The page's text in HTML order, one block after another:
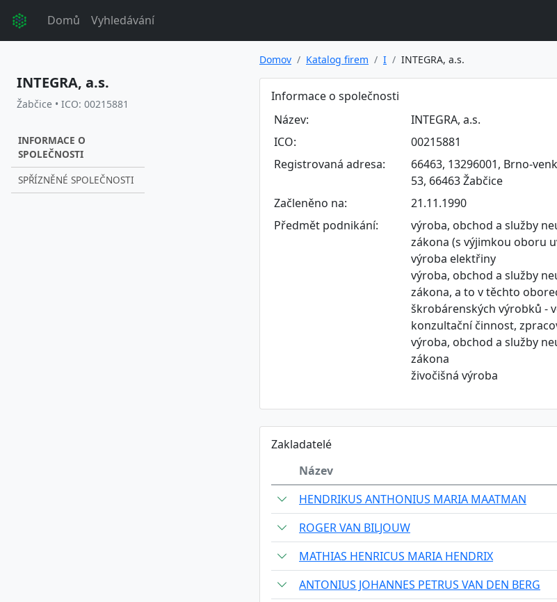
Domů Vyhledávání
INTEGRA, a.s.
Žabčice • ICO: 00215881
INFORMACE O
SPOLEČNOSTI
SPŘÍZNĚNÉ SPOLEČNOSTI
Domov Katalog firem I INTEGRA, a.s.
Informace o společnosti
Název:
INTEGRA, a.s.
ICO:
00215881
Registrovaná adresa:
66463, 13296001, Brno-
53, 66463 Žabčice
Začleněno na:
21.11.1990
Předmět podnikání:
výroba, obchod a služby
zákona (s výjimkou oboru
výroba elektřiny
výroba, obchod a služby
zákona, a to v těchto
škrobárenských výrobků -
konzultační činnost,
výroba, obchod a služby
zákona
živočišná výroba
Zakladatelé
Název
HENDRIKUS ANTHONIUS MARIA MAATMAN
ROGER VAN BILJOUW
MATHIAS HENRICUS MARIA HENDRIX
ANTONIUS JOHANNES PETRUS VAN DEN BERG